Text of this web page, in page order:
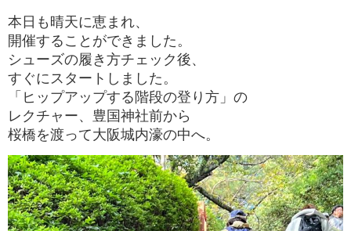
本日も晴天に恵まれ、
開催することができました。
シューズの履き方チェック後、
すぐにスタートしました。
「ヒップアップする階段の登り方」の
レクチャー、豊国神社前から
桜橋を渡って大阪城内濠の中へ。